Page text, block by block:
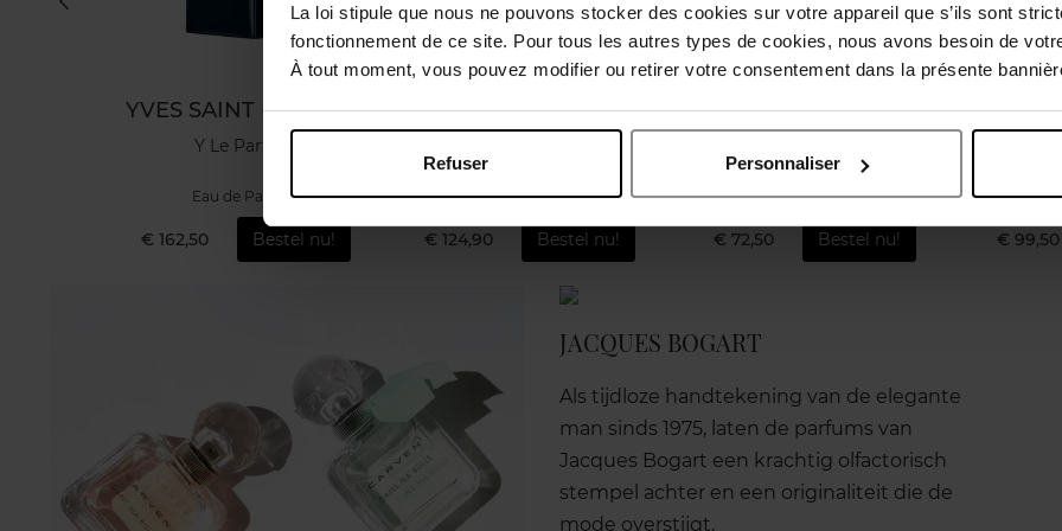
La loi stipule que nous ne pouvons stocker des cookies sur votre appareil que s’ils sont
fonctionnement de ce site. Pour tous les autres types de cookies, nous avons besoin de
À tout moment, vous pouvez modifier ou retirer votre consentement dans la présente
Refuser Personnaliser
YVES SAINT LAURENT
Y Le Parfum
Eau de Parfum
€ 162,50 Bestel nu!
GUERLAIN
Eau de Toilette
€ 124,90 Bestel nu!
GIVENCHY
Eau de Parfum
€ 72,50 Bestel nu!
YVES
€ 99,50
JACQUES BOGART
Als tijdloze handtekening van de elegante
man sinds 1975, laten de parfums van
Jacques Bogart een krachtig olfactorisch
stempel achter en een originaliteit die de
mode overstijgt.